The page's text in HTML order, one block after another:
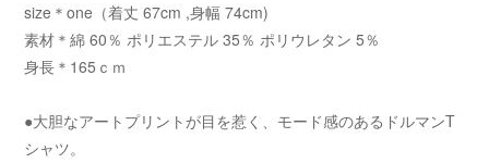
size＊one（着丈 67cm ,身幅 74cm)
素材＊綿 60％ ポリエステル 35％ ポリウレタン 5％
身長＊165ｃｍ
●大胆なアートプリントが目を惹く、モード感のあるドルマンT
シャツ。